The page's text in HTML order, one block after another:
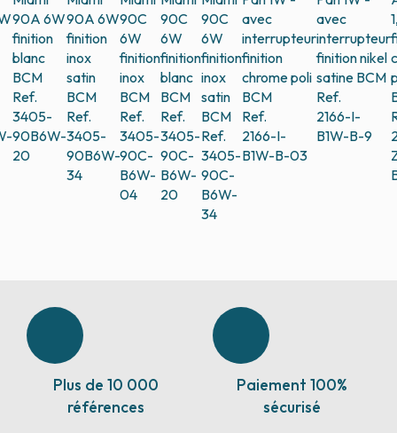
90A 6W
finition
blanc
BCM
Ref.
3405-
90B6W-
20
90A 6W
finition
inox
satin
BCM
Ref.
3405-
90B6W-
34
90C
6W
finition
inox
BCM
Ref.
3405-
90C-
B6W-
04
90C
6W
finition
blanc
BCM
Ref.
3405-
90C-
B6W-
20
90C
6W
finition
inox
satin
BCM
Ref.
3405-
90C-
B6W-
34
avec
interrupteur
finition
chrome poli
BCM
Ref.
2166-I-
B1W-B-03
avec
interrupteur
finition nikel
satine BCM
Ref.
2166-I-
B1W-B-9
Plus de 10 000
références
Paiement 100%
sécurisé